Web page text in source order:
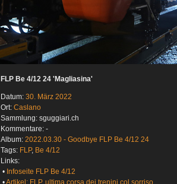
FLP Be 4/12 24 'Magliasina'
Datum: 30. März 2022
Ort: Caslano
Sammlung: sguggiari.ch
Kommentare: -
Album: 2022.03.30 - Goodbye FLP Be 4/12 24
Tags: FLP, Be 4/12
Links:
• Infoseite FLP Be 4/12